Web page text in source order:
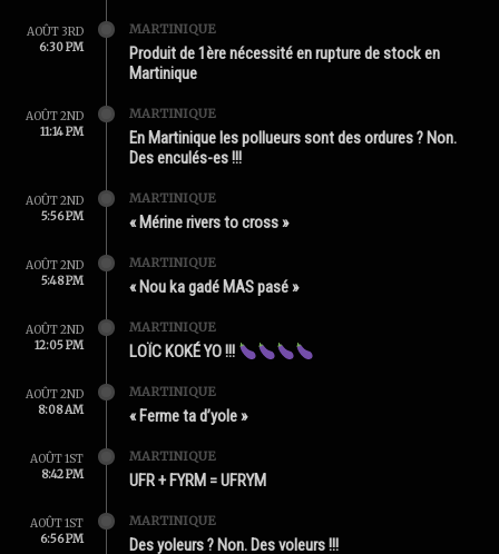
AOÛT 3RD
6:30 PM
MARTINIQUE
Produit de 1ère nécessité en rupture de stock en
Martinique
AOÛT 2ND
11:14 PM
MARTINIQUE
En Martinique les pollueurs sont des ordures ? Non.
Des enculés-es !!!
AOÛT 2ND
5:56 PM
MARTINIQUE
« Mérine rivers to cross »
AOÛT 2ND
5:48 PM
MARTINIQUE
« Nou ka gadé MAS pasé »
AOÛT 2ND
12:05 PM
MARTINIQUE
LOÏC KOKÉ YO !!!
AOÛT 2ND
8:08 AM
MARTINIQUE
« Ferme ta d’yole »
AOÛT 1ST
8:42 PM
MARTINIQUE
UFR + FYRM = UFRYM
AOÛT 1ST
6:56 PM
MARTINIQUE
Des yoleurs ? Non. Des voleurs !!!